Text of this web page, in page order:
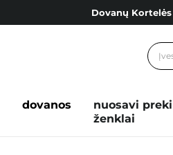
Dovanų Kortelės
Nemokamas pristatymas
dovanos
nuosavi
ženklai